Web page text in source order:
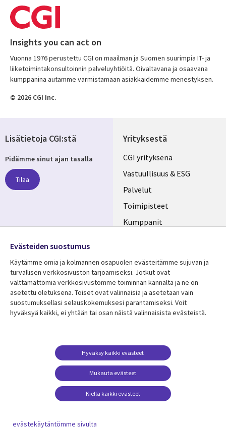
Insights you can act on
Vuonna 1976 perustettu CGI on maailman ja Suomen suurimpia IT- ja
liiketoimintakonsultoinnin palveluyhtiöitä. Oivaltavana ja osaavana
kumppanina autamme varmistamaan asiakkaidemme menestyksen.
© 2026 CGI Inc.
Yrityksestä
Useful
links
FINLAND
CGI yrityksenä
Vastuullisuus & ESG
Palvelut
Toimipisteet
Kumppanit
Resurssikeskus
Library
FINLAND
Asiakastarinat
Lisätietoa
Legal
Tietosuoja
Käyttöehdot
Yhteystiedot
Evästeasetuksesi
Lisätietoja CGI:stä
Pidämme sinut ajan tasalla
Tilaa
Media
FINLAND
Evästeiden suostumus
Käytämme omia ja kolmannen osapuolen evästeitämme sujuvan ja
turvallisen verkkosivuston tarjoamiseksi. Jotkut ovat
välttämättömiä verkkosivustomme toiminnan kannalta ja ne on
asetettu oletuksena. Toiset ovat valinnaisia ​​ja asetetaan vain
suostumuksellasi selauskokemuksesi parantamiseksi. Voit
hyväksyä kaikki, ei yhtään tai osan näistä valinnaisista evästeistä.
Mukauta evästeet
Hyväksy kaikki evästeet
Kiellä kaikki evästeet
evästekäytäntömme sivulta